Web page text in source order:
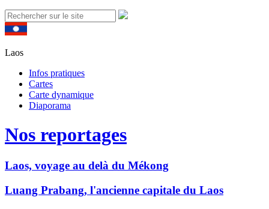
Laos
Infos pratiques
Cartes
Carte dynamique
Diaporama
Nos reportages
Laos, voyage au delà du Mékong
Luang Prabang, l'ancienne capitale du Laos